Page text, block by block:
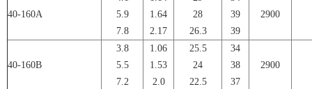
40-160A
5.9
7.8
1.64
2.17
28
26.3
39
39
2900
40-160B
3.8
5.5
7.2
1.06
1.53
2.0
25.5
24
22.5
34
38
37
2900